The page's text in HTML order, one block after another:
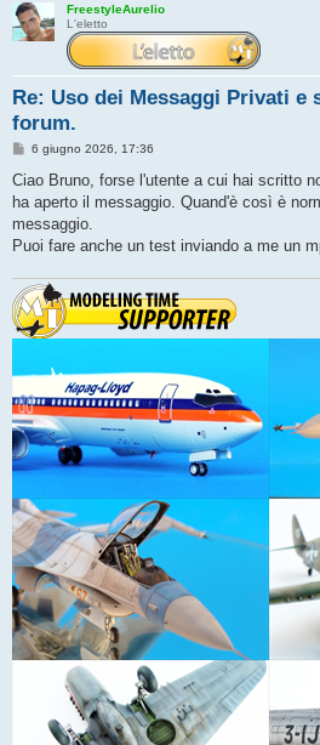
FreestyleAurelio
L'eletto
Re: Uso dei Messaggi Privati e
forum.
M
s
a
g
i
6 giugno 2026, 17:36
Ciao Bruno, forse l'utente a cui hai scritto
ha aperto il messaggio. Quand'è così è
messaggio.
Puoi fare anche un test inviando a me un